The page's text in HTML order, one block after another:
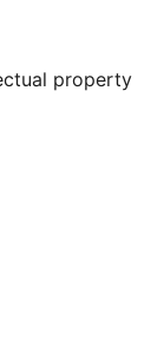
property